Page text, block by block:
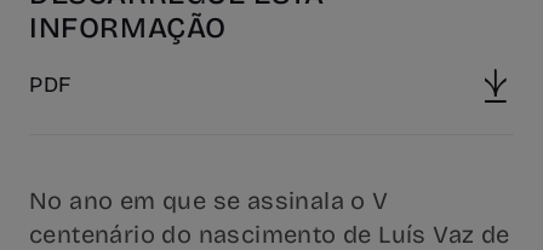
INFORMAÇÃO
PDF
No ano em que se assinala o V
centenário do nascimento de Luís Vaz de